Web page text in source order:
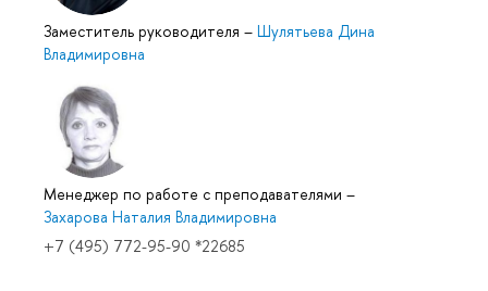
Заместитель руководителя – Шулятьева Дина
Владимировна
Менеджер по работе с преподавателями –
Захарова Наталия Владимировна
+7 (495) 772-95-90 *22685